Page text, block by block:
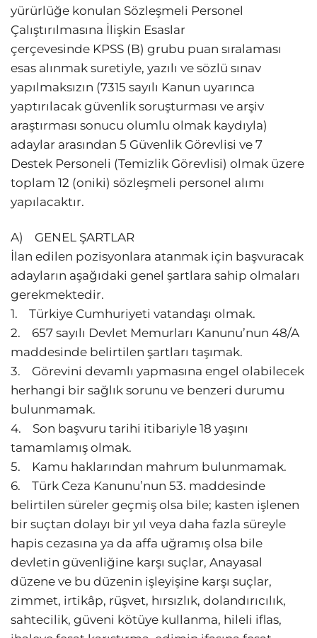
yürürlüğe konulan Sözleşmeli Personel
Çalıştırılmasına İlişkin Esaslar
çerçevesinde KPSS (B) grubu puan sıralaması
esas alınmak suretiyle, yazılı ve sözlü sınav
yapılmaksızın (7315 sayılı Kanun uyarınca
yaptırılacak güvenlik soruşturması ve arşiv
araştırması sonucu olumlu olmak kaydıyla)
adaylar arasından 5 Güvenlik Görevlisi ve 7
Destek Personeli (Temizlik Görevlisi) olmak üzere
toplam 12 (oniki) sözleşmeli personel alımı
yapılacaktır.
A) GENEL ŞARTLAR
İlan edilen pozisyonlara atanmak için başvuracak
adayların aşağıdaki genel şartlara sahip olmaları
gerekmektedir.
1. Türkiye Cumhuriyeti vatandaşı olmak.
2. 657 sayılı Devlet Memurları Kanunu’nun 48/A
maddesinde belirtilen şartları taşımak.
3. Görevini devamlı yapmasına engel olabilecek
herhangi bir sağlık sorunu ve benzeri durumu
bulunmamak.
4. Son başvuru tarihi itibariyle 18 yaşını
tamamlamış olmak.
5. Kamu haklarından mahrum bulunmamak.
6. Türk Ceza Kanunu’nun 53. maddesinde
belirtilen süreler geçmiş olsa bile; kasten işlenen
bir suçtan dolayı bir yıl veya daha fazla süreyle
hapis cezasına ya da affa uğramış olsa bile
devletin güvenliğine karşı suçlar, Anayasal
düzene ve bu düzenin işleyişine karşı suçlar,
zimmet, irtikâp, rüşvet, hırsızlık, dolandırıcılık,
sahtecilik, güveni kötüye kullanma, hileli iflas,